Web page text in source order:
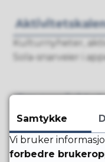
Kulturnyheter,
Sola-snarveier i
Om prosjektet
Sola for Alle! er et
delprosjekt.
Samtykke
Vi bruker
forbedre